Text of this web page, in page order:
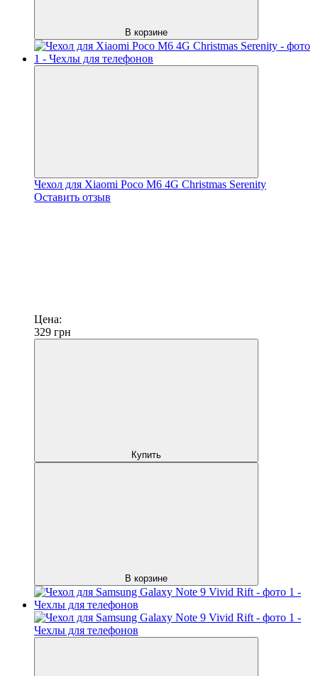
В корзине
Чехол для Xiaomi Poco M6 4G Christmas Serenity
Оставить отзыв
Цена:
329 грн
Купить
В корзине